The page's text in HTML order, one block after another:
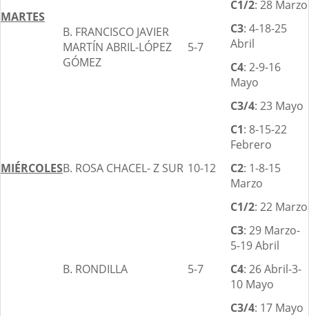
MARTES
C1/2: 28 Marzo
C3: 4-18-25
Abril
C4: 2-9-16
Mayo
C3/4: 23 Mayo
B. FRANCISCO JAVIER
MARTÍN ABRIL-LÓPEZ
GÓMEZ
5-7
MIÉRCOLESB. ROSA CHACEL- Z SUR 10-12
C1: 8-15-22
Febrero
C2: 1-8-15
Marzo
C1/2: 22 Marzo
C3: 29 Marzo-
5-19 Abril
C4: 26 Abril-3-
10 Mayo
C3/4: 17 Mayo
B. RONDILLA 5-7